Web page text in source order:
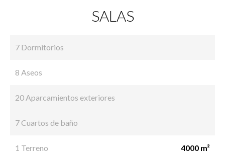
SALAS
7 Dormitorios
8 Aseos
20 Aparcamientos exteriores
7 Cuartos de baño
1 Terreno 4000 m²